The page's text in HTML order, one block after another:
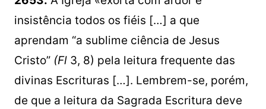
insistência todos os fiéis […] a que
aprendam “a sublime ciência de Jesus
Cristo” (Fl 3, 8) pela leitura frequente das
divinas Escrituras […]. Lembrem-se, porém,
de que a leitura da Sagrada Escritura deve